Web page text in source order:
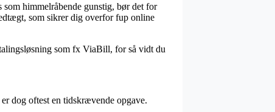
himmelråbende gunstig, bør det for
som sikrer dig overfor fup online
som fx ViaBill, for så vidt du
dog oftest en tidskrævende opgave.